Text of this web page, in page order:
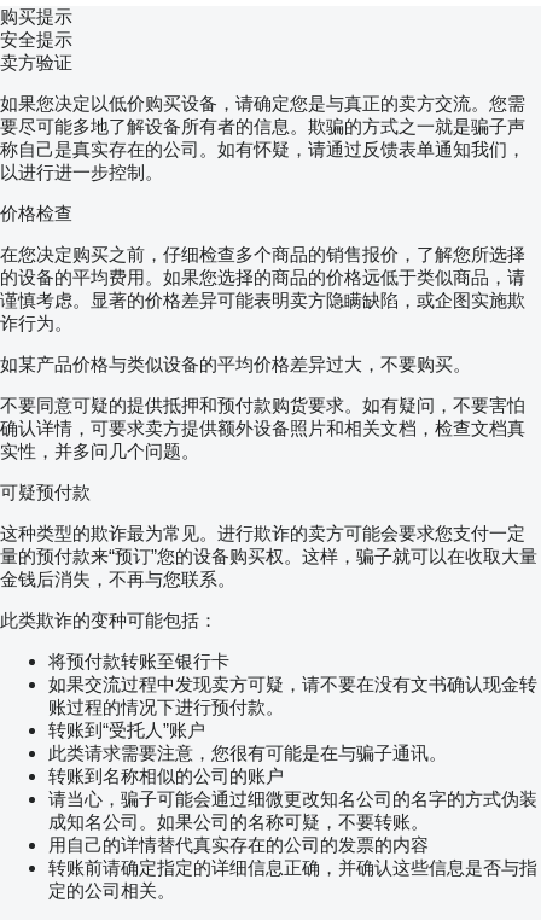
购买提示
安全提示
卖方验证
如果您决定以低价购买设备，请确定您是与真正的卖方交流。您需
要尽可能多地了解设备所有者的信息。欺骗的方式之一就是骗子声
称自己是真实存在的公司。如有怀疑，请通过反馈表单通知我们，
以进行进一步控制。
价格检查
在您决定购买之前，仔细检查多个商品的销售报价，了解您所选择
的设备的平均费用。如果您选择的商品的价格远低于类似商品，请
谨慎考虑。显著的价格差异可能表明卖方隐瞒缺陷，或企图实施欺
诈行为。
如某产品价格与类似设备的平均价格差异过大，不要购买。
不要同意可疑的提供抵押和预付款购货要求。如有疑问，不要害怕
确认详情，可要求卖方提供额外设备照片和相关文档，检查文档真
实性，并多问几个问题。
可疑预付款
这种类型的欺诈最为常见。进行欺诈的卖方可能会要求您支付一定
量的预付款来“预订”您的设备购买权。这样，骗子就可以在收取大量
金钱后消失，不再与您联系。
此类欺诈的变种可能包括：
将预付款转账至银行卡
如果交流过程中发现卖方可疑，请不要在没有文书确认现金转
账过程的情况下进行预付款。
转账到“受托人”账户
此类请求需要注意，您很有可能是在与骗子通讯。
转账到名称相似的公司的账户
请当心，骗子可能会通过细微更改知名公司的名字的方式伪装
成知名公司。如果公司的名称可疑，不要转账。
用自己的详情替代真实存在的公司的发票的内容
转账前请确定指定的详细信息正确，并确认这些信息是否与指
定的公司相关。